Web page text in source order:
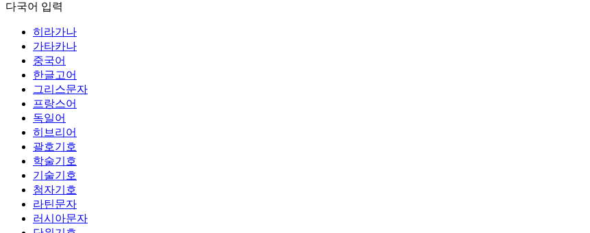
다국어 입력
히라가나
가타카나
중국어
한글고어
그리스문자
프랑스어
독일어
히브리어
괄호기호
학술기호
기술기호
첨자기호
라틴문자
러시아문자